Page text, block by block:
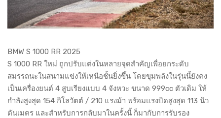
BMW S 1000 RR 2025
S 1000 RR ใหม่ ถูกปรับแต่งในหลายจุดสำคัญเพื่อยกระดับ
สมรรถนะในสนามแข่งให้เหนือชั้นยิ่งขึ้น โดยขุมพลังในรุ่นนี้ยังคง
เป็นเครื่องยนต์ 4 สูบเรียงแบบ 4 จังหวะ ขนาด 999cc ตัวเดิม ให้
กำลังสูงสุด 154 กิโลวัตต์ / 210 แรงม้า พร้อมแรงบิดสูงสุด 113 นิว
ตันเมตร และสำหรับการกลับมาในครั้งนี้ ก็มากับการรับรอง